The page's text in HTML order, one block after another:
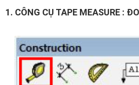
1. CÔNG CỤ TAPE MEASURE :